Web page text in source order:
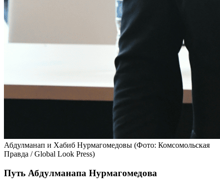
Абдулманап и Хабиб Нурмагомедовы (Фото: Комсомольская
Правда / Global Look Press)
Путь Абдулманапа Нурмагомедова